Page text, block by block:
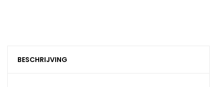
BESCHRIJVING